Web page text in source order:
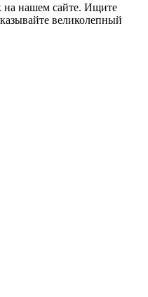
на нашем сайте. Ищите
великолепный